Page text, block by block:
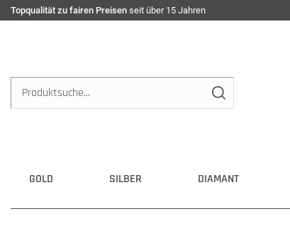
Topqualität zu fairen Preisen seit über 15 Jahren
GOLD SILBER DIAMANT